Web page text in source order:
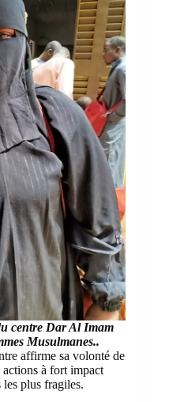
centre Dar Al Imam
Musulmanes..
affirme sa volonté de
actions à fort impact
les plus fragiles.